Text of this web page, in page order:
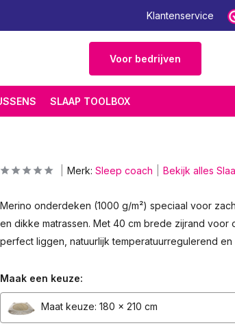
Klantenservice
Voor bedrijven
SLAAP TOOLBOX
Merk: Sleep coach Bekijk alles
Merino onderdeken (1000 g/m²) speciaal voor
en dikke matrassen. Met 40 cm brede zijrand voor
perfect liggen, natuurlijk temperatuurregulerend en
Maak een keuze:
Maat keuze: 180 x 210 cm